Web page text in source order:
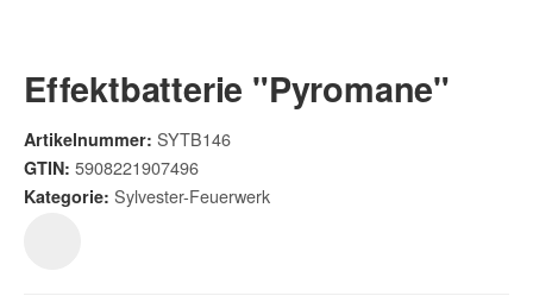
Effektbatterie "Pyromane"
Artikelnummer: SYTB146
GTIN: 5908221907496
Kategorie: Sylvester-Feuerwerk